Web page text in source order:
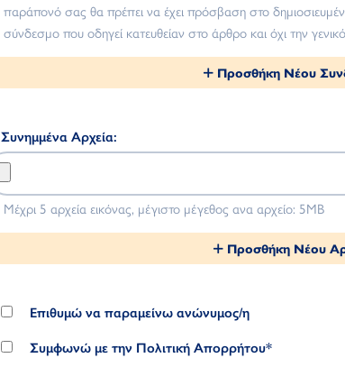
παράπονό σας θα πρέπει να έχει πρόσβαση στο
σύνδεσμο που οδηγεί κατευθείαν στο άρθρο και όχι την
Προσθήκη
Συνημμένα Αρχεία:
Μέχρι 5 αρχεία εικόνας, μέγιστο μέγεθος ανα αρχείο: 5ΜΒ
Προσθήκη Νέου
Επιθυμώ να παραμείνω ανώνυμος/η
Συμφωνώ με την Πολιτική Απορρήτου*